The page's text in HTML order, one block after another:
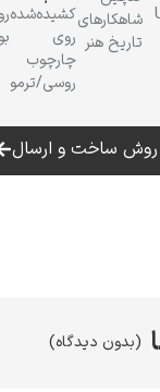
رول، بوم،
بوم با قاب
ابعاد
استاندارد
با حفظ
نسبت